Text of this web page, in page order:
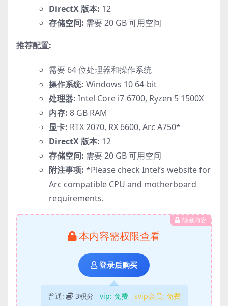
DirectX 版本: 12
存储空间: 需要 20 GB 可用空间
推荐配置:
需要 64 位处理器和操作系统
操作系统: Windows 10 64-bit
处理器: Intel Core i7-6700, Ryzen 5 1500X
内存: 8 GB RAM
显卡: RTX 2070, RX 6600, Arc A750*
DirectX 版本: 12
存储空间: 需要 20 GB 可用空间
附注事项: *Please check Intel’s website for
Arc compatible CPU and motherboard
requirements.
隐藏内容
本内容需权限查看
登录后购买
普通: 3积分 vip: 免费 svip会员: 免费